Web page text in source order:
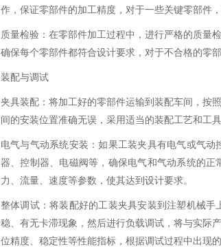
作，保证零部件的加工精度，对于一些关键零部件
质量检验：在零部件加工过程中，进行严格的质量
确保每个零部件都符合设计要求，对于不合格的零
装配与调试
夹具装配：将加工好的零部件运输到装配车间，按
间的安装位置准确无误，采用适当的装配工艺和工
电气与气动系统安装：如果工装夹具有电气或气
器、控制器、电磁阀等，确保电气和气动系统的
力、流量、速度等参数，使其达到设计要求。
整体调试：将装配好的工装夹具安装到注塑机械
稳、有无卡滞现象，然后进行负载调试，将与实际
位精度、稳定性等性能指标，根据调试过程中出现